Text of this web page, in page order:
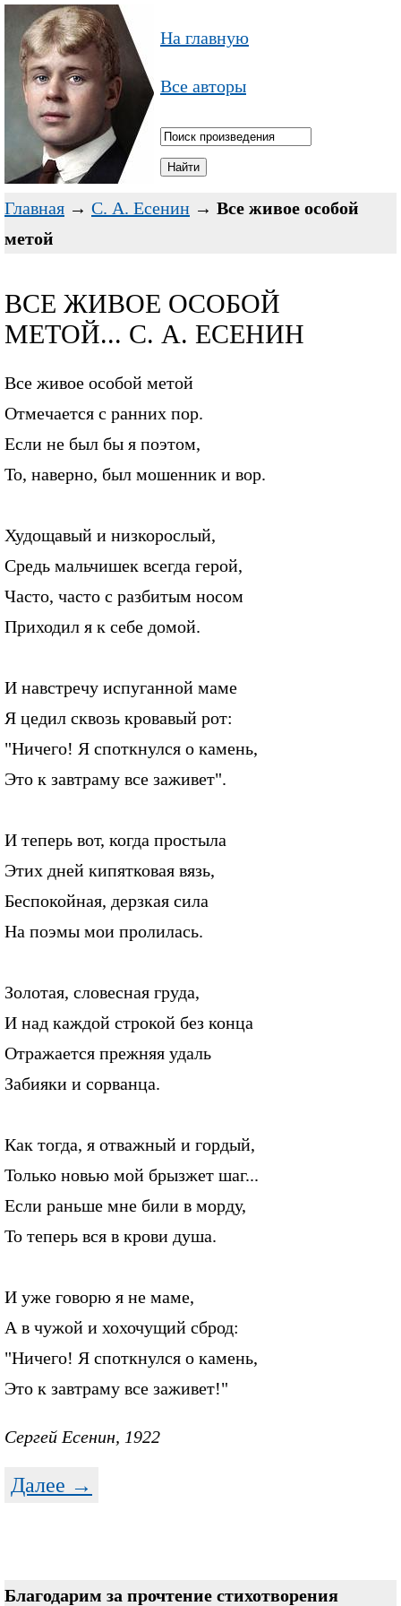
На главную
Все авторы
Главная → С. А. Есенин → Все живое особой
метой
ВСЕ ЖИВОЕ ОСОБОЙ
МЕТОЙ... С. А. ЕСЕНИН
Все живое особой метой
Отмечается с ранних пор.
Если не был бы я поэтом,
То, наверно, был мошенник и вор.
Худощавый и низкорослый,
Средь мальчишек всегда герой,
Часто, часто с разбитым носом
Приходил я к себе домой.
И навстречу испуганной маме
Я цедил сквозь кровавый рот:
"Ничего! Я споткнулся о камень,
Это к завтраму все заживет".
И теперь вот, когда простыла
Этих дней кипятковая вязь,
Беспокойная, дерзкая сила
На поэмы мои пролилась.
Золотая, словесная груда,
И над каждой строкой без конца
Отражается прежняя удаль
Забияки и сорванца.
Как тогда, я отважный и гордый,
Только новью мой брызжет шаг...
Если раньше мне били в морду,
То теперь вся в крови душа.
И уже говорю я не маме,
А в чужой и хохочущий сброд:
"Ничего! Я споткнулся о камень,
Это к завтраму все заживет!"
Сергей Есенин, 1922
Далее →
Благодарим за прочтение стихотворения